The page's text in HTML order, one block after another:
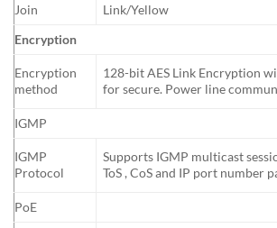
Join
Link/Yellow
Encryption
Encryption
method
128-bit AES Link Encryption
for secure. Power line
IGMP
IGMP
Protocol
Supports IGMP multicast
ToS , CoS and IP port number
PoE